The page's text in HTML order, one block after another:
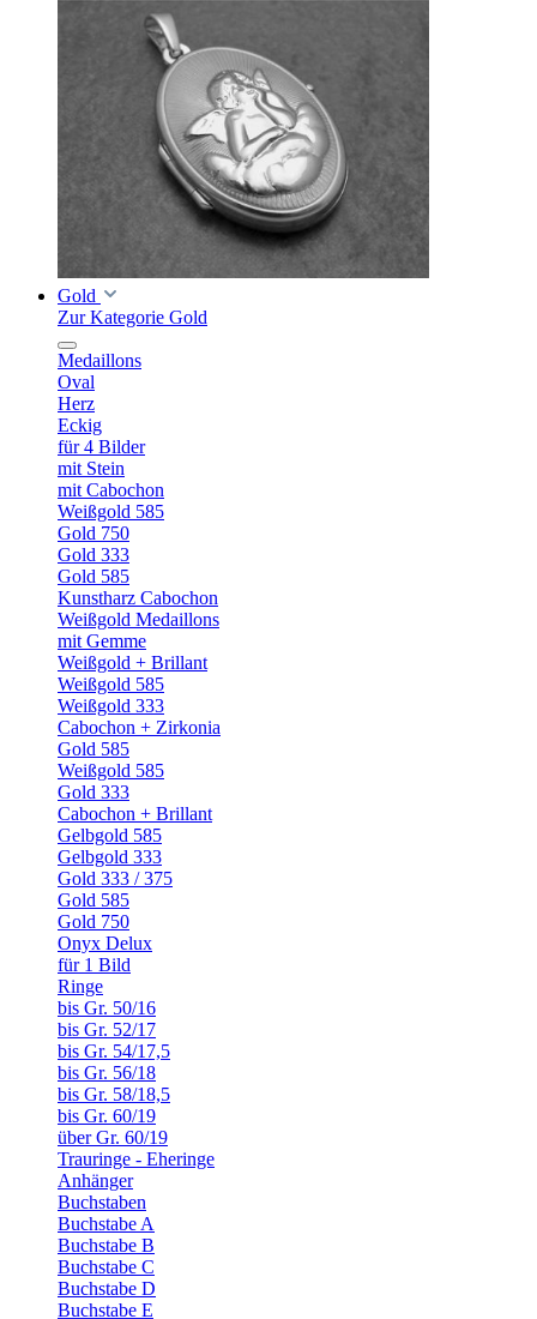
Gold
Zur Kategorie Gold
Medaillons
Oval
Herz
Eckig
für 4 Bilder
mit Stein
mit Cabochon
Weißgold 585
Gold 750
Gold 333
Gold 585
Kunstharz Cabochon
Weißgold Medaillons
mit Gemme
Weißgold + Brillant
Weißgold 585
Weißgold 333
Cabochon + Zirkonia
Gold 585
Weißgold 585
Gold 333
Cabochon + Brillant
Gelbgold 585
Gelbgold 333
Gold 333 / 375
Gold 585
Gold 750
Onyx Delux
für 1 Bild
Ringe
bis Gr. 50/16
bis Gr. 52/17
bis Gr. 54/17,5
bis Gr. 56/18
bis Gr. 58/18,5
bis Gr. 60/19
über Gr. 60/19
Trauringe - Eheringe
Anhänger
Buchstaben
Buchstabe A
Buchstabe B
Buchstabe C
Buchstabe D
Buchstabe E